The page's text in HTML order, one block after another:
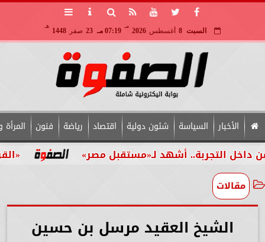
السبت 8 أغسطس 2026
مـ
07:19 مـ 23 صفر 1448
هـ
الأخبار السياسة شئون دولية اقتصاد رياضة فنون
«القومي أشهد لـ«مستقبل مصر»
مقالات
الشيخ العقيد مرسل بن حسين